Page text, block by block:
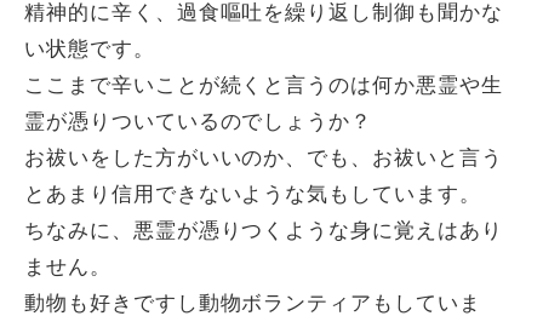
精神的に辛く、過食嘔吐を繰り返し制御も聞かな
い状態です。
ここまで辛いことが続くと言うのは何か悪霊や生
霊が憑りついているのでしょうか？
お祓いをした方がいいのか、でも、お祓いと言う
とあまり信用できないような気もしています。
ちなみに、悪霊が憑りつくような身に覚えはあり
ません。
動物も好きですし動物ボランティアもしていま